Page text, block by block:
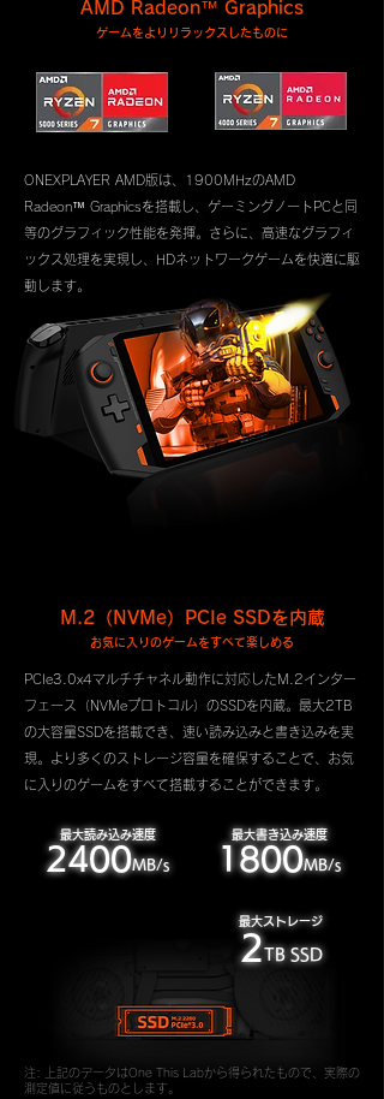
AMD Radeon™ Graphics
ゲームをよりリラックスしたものに
ONEXPLAYER AMD版は、1900MHzのAMD
Radeon™ Graphicsを搭載し、ゲーミングノートPCと同
等のグラフィック性能を発揮。 さらに、高速なグラフィ
ックス処理を実現し、HDネットワークゲームを快適に駆
動します。
M.2（NVMe）PCIe SSDを内蔵
お気に入りのゲームをすべて楽しめる
PCIe3.0x4マルチチャネル動作に対応したM.2インター
フェース（NVMeプロトコル）のSSDを内蔵。最大2TB
の大容量SSDを搭載でき、速い読み込みと書き込みを実
現。より多くのストレージ容量を確保することで、お気
に入りのゲームをすべて搭載することができます。
最大読み込み速度
2400MB/s
最大書き込み速度
1800MB/s
注: 上記のデータはOne This Labから得られたもので、実際の
測定値に従うものとします。
最大ストレージ
2TB SSD